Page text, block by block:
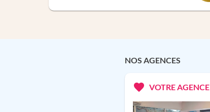
NOS AGENCES
VOTRE AGENCE